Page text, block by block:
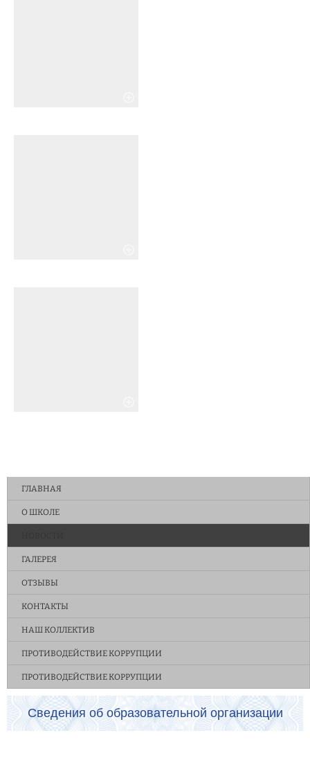
ГЛАВНАЯ
О ШКОЛЕ
ГАЛЕРЕЯ
ОТЗЫВЫ
КОНТАКТЫ
НАШ КОЛЛЕКТИВ
ПРОТИВОДЕЙСТВИЕ КОРРУПЦИИ
ПРОТИВОДЕЙСТВИЕ КОРРУПЦИИ
Сведения об образовательной организации